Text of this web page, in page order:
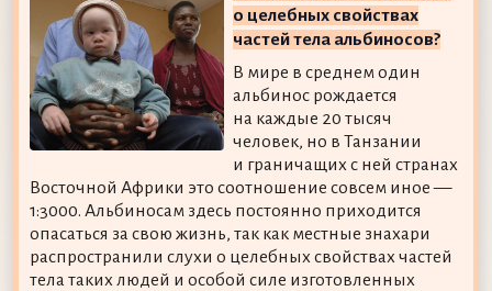
о целебных свойствах
частей тела альбиносов?
В мире в среднем один
альбинос рождается
на каждые 20 тысяч
человек, но в Танзании
и граничащих с ней странах
Восточной Африки это соотношение совсем иное —
1:3000. Альбиносам здесь постоянно приходится
опасаться за свою жизнь, так как местные знахари
распространили слухи о целебных свойствах частей
тела таких людей и особой силе изготовленных